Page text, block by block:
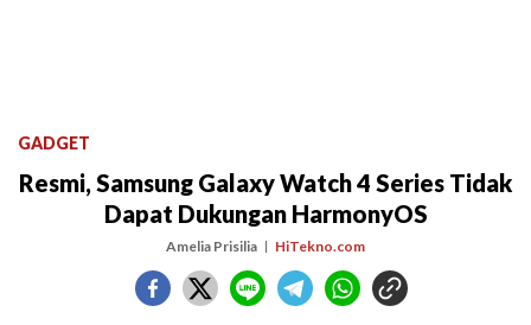
GADGET
Resmi, Samsung Galaxy Watch 4 Series Tidak
Dapat Dukungan HarmonyOS
Amelia Prisilia HiTekno.com